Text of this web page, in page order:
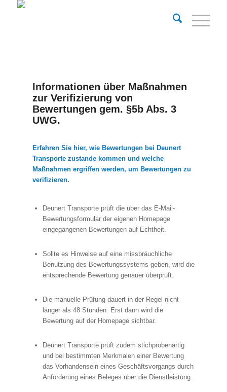
Informationen über Maßnahmen
zur Verifizierung von
Bewertungen gem. §5b Abs. 3
UWG.
Erfahren Sie hier, wie Bewertungen bei Deunert
Transporte zustande kommen und welche
Maßnahmen ergriffen werden, um Bewertungen zu
verifizieren.
Deunert Transporte prüft die über das E-Mail-
Bewertungsformular der eigenen Homepage
eingegangenen Bewertungen auf Echtheit.
Sollte es Hinweise auf eine missbräuchliche
Benutzung des Bewertungssystems geben, wird die
entsprechende Bewertung genauer überprüft.
Die manuelle Prüfung dauert in der Regel nicht
länger als 48 Stunden. Erst dann wird die
Bewertung auf der Homepage sichtbar.
Deunert Transporte prüft zudem stichprobenartig
und bei bestimmten Merkmalen einer Bewertung
das Vorhandensein eines Geschäftsvorgangs durch
Anforderung eines Beleges über die Dienstleistung.